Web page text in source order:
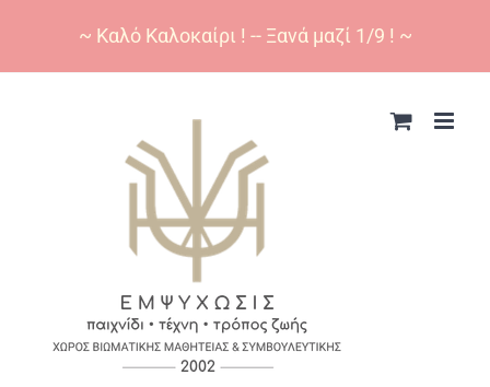
~ Καλό Καλοκαίρι ! -- Ξανά μαζί 1/9 ! ~